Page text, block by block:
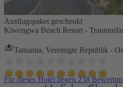
Ausflugspaket geschenkt
Kiwengwa Beach Resort -
Tansania, Vereinigte Republik -
Für dieses Hotel liegen 238